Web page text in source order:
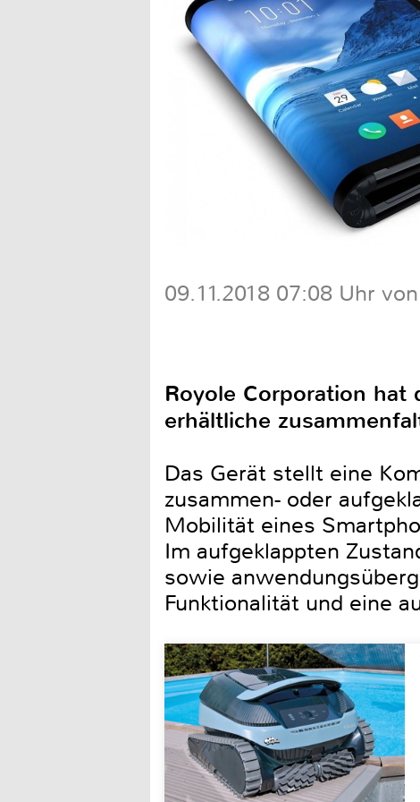
09.11.2018 07:08 Uhr
Royole Corporation hat
erhältliche
Das Gerät stellt eine
zusammen- oder
Mobilität eines
Im aufgeklappten
sowie
Funktionalität und eine